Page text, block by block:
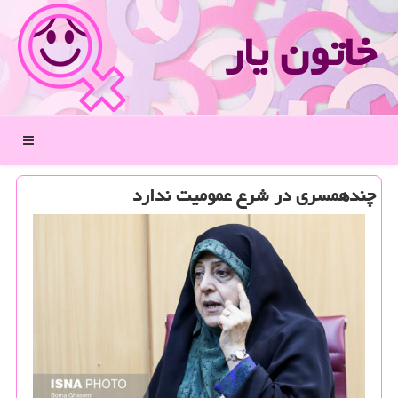
خاتون یار
منو
چندهمسری در شرع عمومیت ندارد